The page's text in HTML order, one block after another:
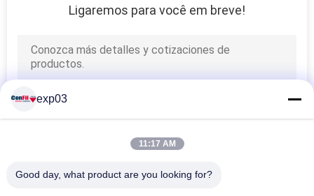
Ligaremos para você em breve!
exp03
11:17 AM
Good day, what product are you looking for?